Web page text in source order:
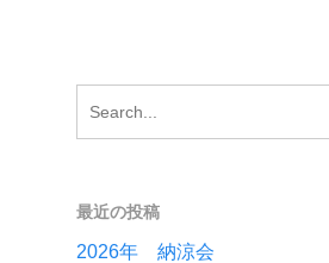
最近の投稿
2026年 納涼会